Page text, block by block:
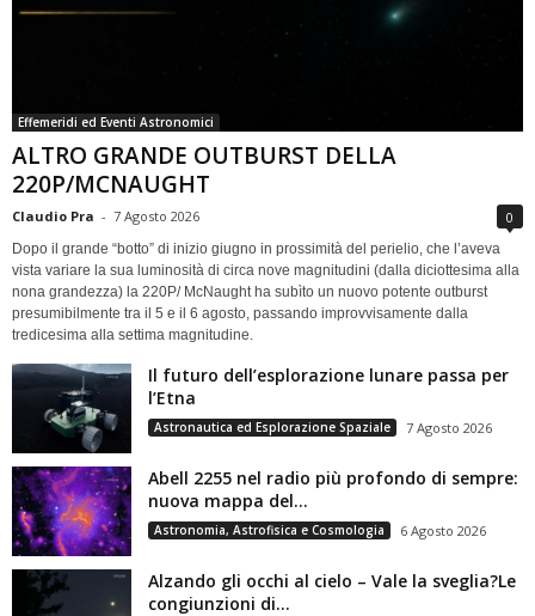
Effemeridi ed Eventi Astronomici
ALTRO GRANDE OUTBURST DELLA
220P/MCNAUGHT
Claudio Pra - 7 Agosto 2026 0
Dopo il grande “botto” di inizio giugno in prossimità del perielio, che l’aveva
vista variare la sua luminosità di circa nove magnitudini (dalla diciottesima alla
nona grandezza) la 220P/ McNaught ha subìto un nuovo potente outburst
presumibilmente tra il 5 e il 6 agosto, passando improvvisamente dalla
tredicesima alla settima magnitudine.
Il futuro dell’esplorazione lunare passa per
l’Etna
Astronautica ed Esplorazione Spaziale 7 Agosto 2026
Abell 2255 nel radio più profondo di sempre:
nuova mappa del...
Astronomia, Astrofisica e Cosmologia 6 Agosto 2026
Alzando gli occhi al cielo – Vale la sveglia?Le
congiunzioni di...